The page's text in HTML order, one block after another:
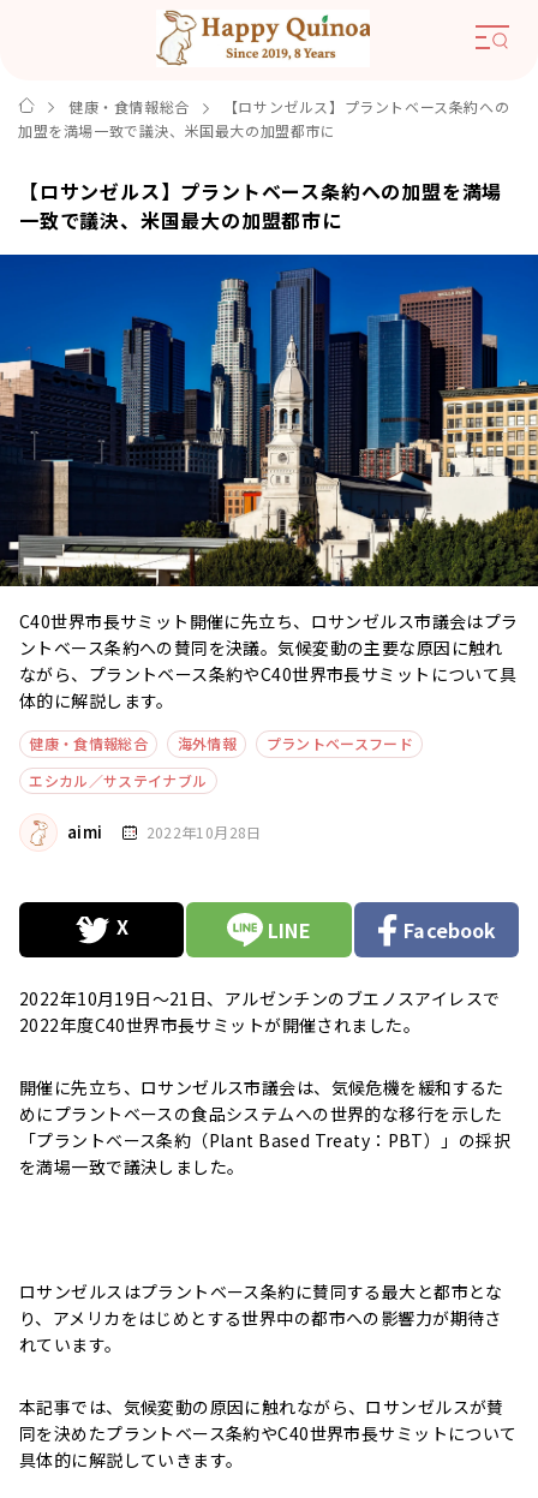
健康・食情報総合
【ロサンゼルス】プラントベース条約への
加盟を満場一致で議決、米国最大の加盟都市に
【ロサンゼルス】プラントベース条約への加盟を満場
一致で議決、米国最大の加盟都市に
C40世界市長サミット開催に先立ち、ロサンゼルス市議会はプラ
ントベース条約への賛同を決議。気候変動の主要な原因に触れ
ながら、プラントベース条約やC40世界市長サミットについて具
体的に解説します。
健康・食情報総合 海外情報
プラントベースフード
エシカル／サステイナブル
aimi 2022年10月28日
LINE Facebook
2022年10月19日〜21日、アルゼンチンのブエノスアイレスで
2022年度C40世界市長サミットが開催されました。
開催に先立ち、ロサンゼルス市議会は、気候危機を緩和するた
めにプラントベースの食品システムへの世界的な移行を示した
「プラントベース条約（Plant Based Treaty：PBT）」の採択
を満場一致で議決しました。
ロサンゼルスはプラントベース条約に賛同する最大と都市とな
り、アメリカをはじめとする世界中の都市への影響力が期待さ
れています。
本記事では、気候変動の原因に触れながら、ロサンゼルスが賛
同を決めたプラントベース条約やC40世界市長サミットについて
具体的に解説していきます。